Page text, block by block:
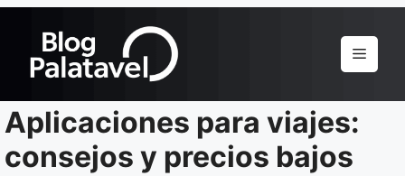
Menu
Aplicaciones para viajes:
consejos y precios bajos